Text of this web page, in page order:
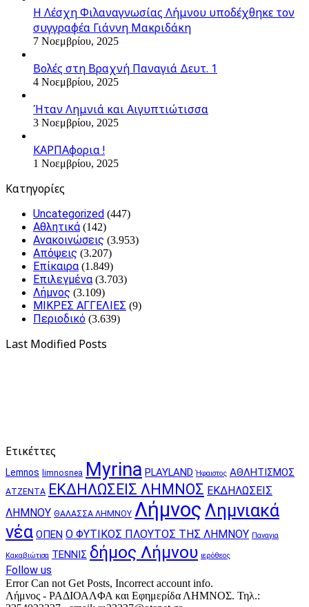
Η Λέσχη Φιλαναγνωσίας Λήμνου υποδέχθηκε τον
συγγραφέα Γιάννη Μακριδάκη
7 Νοεμβρίου, 2025
Βολές στη Βραχνή Παναγιά Δευτ. 1
4 Νοεμβρίου, 2025
Ήταν Λημνιά και Αιγυπτιώτισσα
3 Νοεμβρίου, 2025
ΚΑΡΠΑφορια !
1 Νοεμβρίου, 2025
Kατηγορίες
Uncategorized (447)
Αθλητικά (142)
Ανακοινώσεις (3.953)
Απόψεις (3.207)
Επίκαιρα (1.849)
Επιλεγμένα (3.703)
Λήμνος (3.109)
ΜΙΚΡΕΣ ΑΓΓΕΛΙΕΣ (9)
Περιοδικό (3.639)
Last Modified Posts
Ετικέττες
Lemnos limnosnea Myrina PLAYLAND Ήφαιστος ΑΘΛΗΤΙΣΜΟΣ
ΑΤΖΕΝΤΑ ΕΚΔΗΛΩΣΕΙΣ ΛΗΜΝΟΣ ΕΚΔΗΛΩΣΕΙΣ
ΛΗΜΝΟΥ ΘΑΛΑΣΣΑ ΛΗΜΝΟΥ Λήμνος Λημνιακά
νέα ΟΠΕΝ Ο ΦΥΤΙΚΟΣ ΠΛΟΥΤΟΣ ΤΗΣ ΛΗΜΝΟΥ Παναγια
Κακαβιώτισα ΤΕΝΝΙΣ δήμος Λήμνου ιερόθεος
Follow us
Error Can not Get Posts, Incorrect account info.
Λήμνος - ΡΑΔΙΟΑΛΦΑ και Εφημερίδα ΛΗΜΝΟΣ. Τηλ.: